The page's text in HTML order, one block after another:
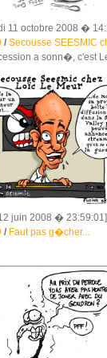
11 octobre 2008 �
/ Secousse SEESMIC
a sonn�, c'est
juin 2008 � 23:59:01]
/ Faut pas g�cher...